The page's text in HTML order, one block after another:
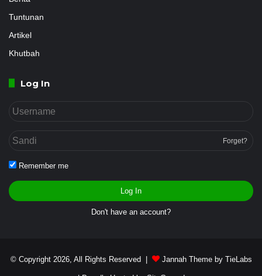
Tuntunan
Artikel
Khutbah
Log In
Forget?
Remember me
Log In
Don't have an account?
© Copyright 2026, All Rights Reserved | Jannah Theme by TieLabs